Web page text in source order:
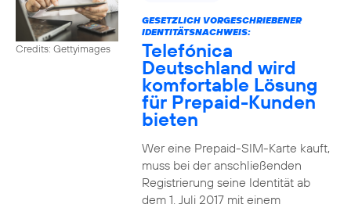
Credits: Gettyimages
GESETZLICH VORGESCHRIEBENER
IDENTITÄTSNACHWEIS:
Telefónica
Deutschland wird
komfortable Lösung
für Prepaid-Kunden
bieten
Wer eine Prepaid-SIM-Karte kauft,
muss bei der anschließenden
Registrierung seine Identität ab
dem 1. Juli 2017 mit einem